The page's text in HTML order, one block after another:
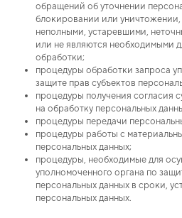
обращений об уточнении
блокировании или
неполными, устаревшими,
или не являются необходимыми
обработки;
процедуры обработки запроса
защите прав субъектов
процедуры получения согласия
на обработку персональных
процедуры передачи
процедуры работы с
персональных данных;
процедуры, необходимые для
уполномоченного органа по
персональных данных в сроки,
персональных данных.